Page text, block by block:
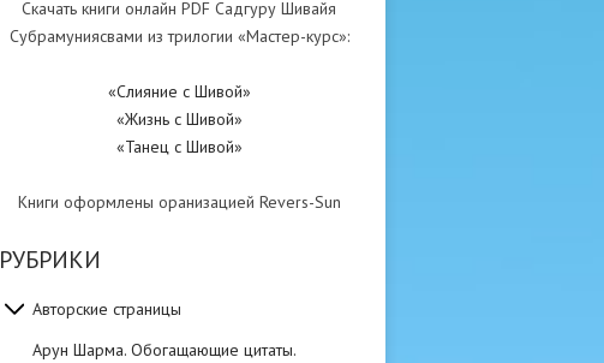
Скачать книги онлайн PDF Садгуру Шивайя
Субрамуниясвами из трилогии «Мастер-курс»:
«Слияние с Шивой»
«Жизнь с Шивой»
«Танец с Шивой»
Книги оформлены оранизацией Revers-Sun
РУБРИКИ
Авторские страницы
Арун Шарма. Обогащающие цитаты.